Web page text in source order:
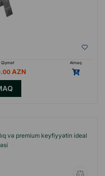
Qiymət
Almaq
və premium keyfiyyətin ideal